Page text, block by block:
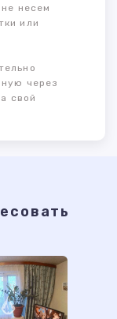
несем
или
через
свой